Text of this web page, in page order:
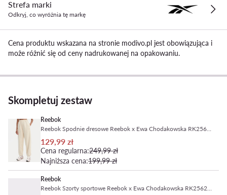
Strefa marki
Odkryj, co wyróżnia tę markę
Cena produktu wskazana na stronie modivo.pl jest obowiązująca i
może różnić się od ceny nadrukowanej na opakowaniu.
Skompletuj zestaw
Reebok
129,99 zł
Cena regularna:249,99 zł
Najniższa cena:199,99 zł
Reebok